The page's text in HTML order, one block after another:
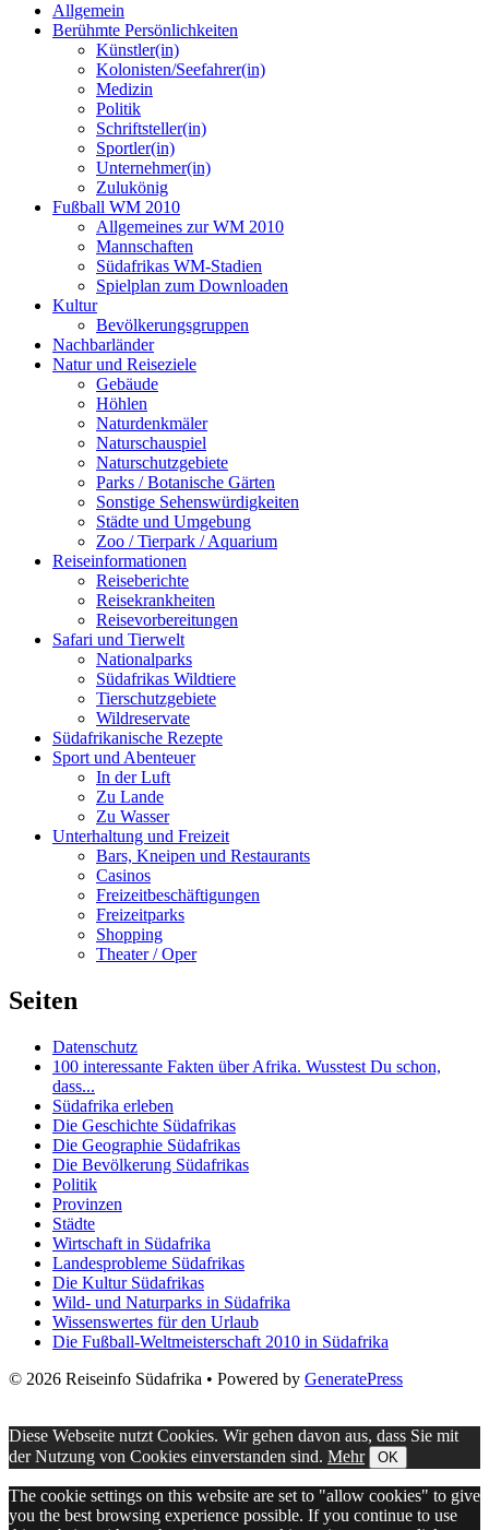
Allgemein
Berühmte Persönlichkeiten
Künstler(in)
Kolonisten/Seefahrer(in)
Medizin
Politik
Schriftsteller(in)
Sportler(in)
Unternehmer(in)
Zulukönig
Fußball WM 2010
Allgemeines zur WM 2010
Mannschaften
Südafrikas WM-Stadien
Spielplan zum Downloaden
Kultur
Bevölkerungsgruppen
Nachbarländer
Natur und Reiseziele
Gebäude
Höhlen
Naturdenkmäler
Naturschauspiel
Naturschutzgebiete
Parks / Botanische Gärten
Sonstige Sehenswürdigkeiten
Städte und Umgebung
Zoo / Tierpark / Aquarium
Reiseinformationen
Reiseberichte
Reisekrankheiten
Reisevorbereitungen
Safari und Tierwelt
Nationalparks
Südafrikas Wildtiere
Tierschutzgebiete
Wildreservate
Südafrikanische Rezepte
Sport und Abenteuer
In der Luft
Zu Lande
Zu Wasser
Unterhaltung und Freizeit
Bars, Kneipen und Restaurants
Casinos
Freizeitbeschäftigungen
Freizeitparks
Shopping
Theater / Oper
Seiten
Datenschutz
100 interessante Fakten über Afrika. Wusstest Du schon,
dass...
Südafrika erleben
Die Geschichte Südafrikas
Die Geographie Südafrikas
Die Bevölkerung Südafrikas
Politik
Provinzen
Städte
Wirtschaft in Südafrika
Landesprobleme Südafrikas
Die Kultur Südafrikas
Wild- und Naturparks in Südafrika
Wissenswertes für den Urlaub
Die Fußball-Weltmeisterschaft 2010 in Südafrika
© 2026 Reiseinfo Südafrika • Powered by GeneratePress
Diese Webseite nutzt Cookies. Wir gehen davon aus, dass Sie mit
der Nutzung von Cookies einverstanden sind. Mehr OK
The cookie settings on this website are set to "allow cookies" to give
you the best browsing experience possible. If you continue to use